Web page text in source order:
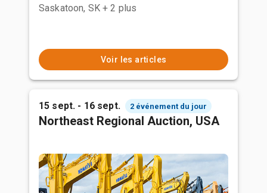
Saskatoon, SK + 2 plus
Voir les articles
15 sept. - 16 sept. 2 événement du jour
Northeast Regional Auction, USA